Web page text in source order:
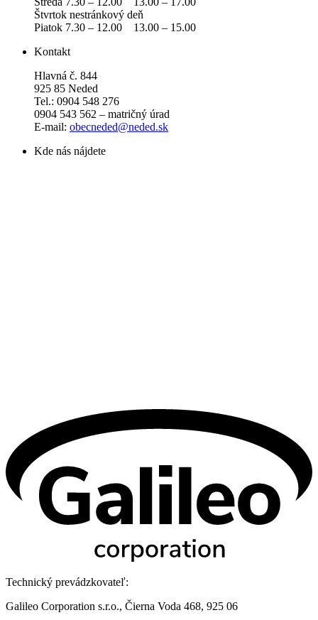
Štvrtok nestránkový deň
Piatok 7.30 – 12.00 13.00 – 15.00
Kontakt
Hlavná č. 844
925 85 Neded
Tel.: 0904 548 276
0904 543 562 – matričný úrad
E-mail: obecneded@neded.sk
Kde nás nájdete
Technický prevádzkovateľ:
Galileo Corporation s.r.o., Čierna Voda 468, 925 06